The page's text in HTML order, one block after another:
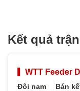
Kết quả
WTT Feeder
Đôi nam Bán